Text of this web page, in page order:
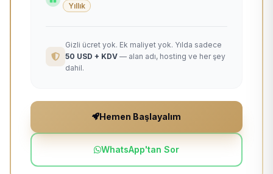
Yıllık
Gizli ücret yok. Ek maliyet yok. Yılda sadece
50 USD + KDV — alan adı, hosting ve her şey
dahil.
Hemen Başlayalım
WhatsApp'tan Sor